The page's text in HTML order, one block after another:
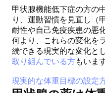
甲状腺機能低下症の方の
り、運動習慣を見直し（
耐性や自己免疫疾患の悪
何より、これらの変化を
続できる現実的な変化と
取り組んでいる方もいま
現実的な体重目標の設定